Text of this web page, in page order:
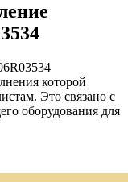
которой
Это связано с
оборудования для